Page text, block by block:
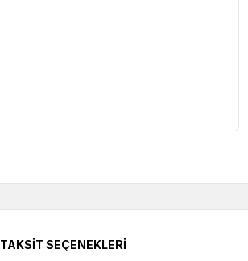
TAKSIT SEÇENEKLERI